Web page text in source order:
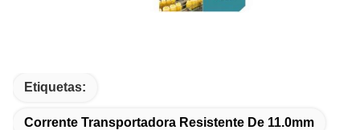
Etiquetas:
Corrente Transportadora Resistente De 11.0mm